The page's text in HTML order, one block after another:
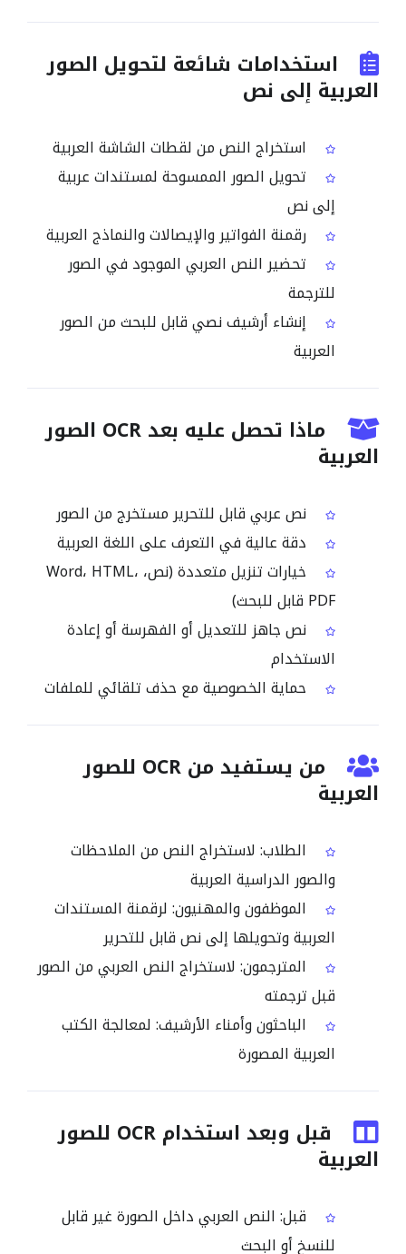
استخدامات شائعة لتحويل الصور
العربية إلى نص
استخراج النص من لقطات الشاشة العربية
تحويل الصور الممسوحة لمستندات عربية
إلى نص
رقمنة الفواتير والإيصالات والنماذج العربية
تحضير النص العربي الموجود في الصور
للترجمة
إنشاء أرشيف نصي قابل للبحث من الصور
العربية
ماذا تحصل عليه بعد OCR الصور
العربية
نص عربي قابل للتحرير مستخرج من الصور
دقة عالية في التعرف على اللغة العربية
خيارات تنزيل متعددة (نص، Word، HTML،
PDF قابل للبحث)
نص جاهز للتعديل أو الفهرسة أو إعادة
الاستخدام
حماية الخصوصية مع حذف تلقائي للملفات
من يستفيد من OCR للصور
العربية
الطلاب: لاستخراج النص من الملاحظات
والصور الدراسية العربية
الموظفون والمهنيون: لرقمنة المستندات
العربية وتحويلها إلى نص قابل للتحرير
المترجمون: لاستخراج النص العربي من الصور
قبل ترجمته
الباحثون وأمناء الأرشيف: لمعالجة الكتب
العربية المصورة
قبل وبعد استخدام OCR للصور
العربية
قبل: النص العربي داخل الصورة غير قابل
للنسخ أو البحث